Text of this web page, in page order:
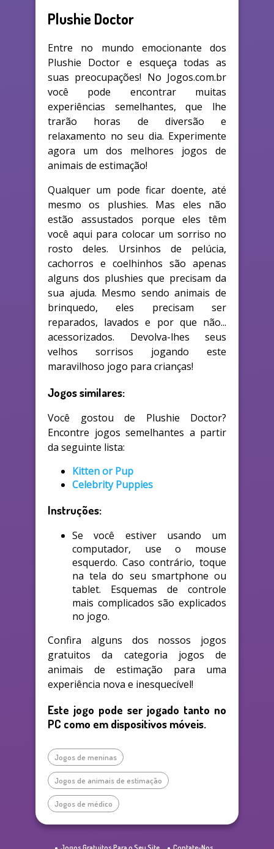
Plushie Doctor
Entre no mundo emocionante dos
Plushie Doctor e esqueça todas as
suas preocupações! No Jogos.com.br
você pode encontrar muitas
experiências semelhantes, que lhe
trarão horas de diversão e
relaxamento no seu dia. Experimente
agora um dos melhores jogos de
animais de estimação!
Qualquer um pode ficar doente, até
mesmo os plushies. Mas eles não
estão assustados porque eles têm
você aqui para colocar um sorriso no
rosto deles. Ursinhos de pelúcia,
cachorros e coelhinhos são apenas
alguns dos plushies que precisam da
sua ajuda. Mesmo sendo animais de
brinquedo, eles precisam ser
reparados, lavados e por que não...
acessorizados. Devolva-lhes seus
velhos sorrisos jogando este
maravilhoso jogo para crianças!
Jogos similares:
Você gostou de Plushie Doctor?
Encontre jogos semelhantes a partir
da seguinte lista:
Kitten or Pup
Celebrity Puppies
Instruções:
Se você estiver usando um
computador, use o mouse
esquerdo. Caso contrário, toque
na tela do seu smartphone ou
tablet. Esquemas de controle
mais complicados são explicados
no jogo.
Confira alguns dos nossos jogos
gratuitos da categoria jogos de
animais de estimação para uma
experiência nova e inesquecível!
Este jogo pode ser jogado tanto no
PC como em dispositivos móveis.
Jogos de meninas
Jogos de animais de estimação
Jogos de médico